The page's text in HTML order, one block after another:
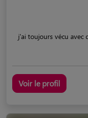
j'ai toujours vécu avec
Voir le profil